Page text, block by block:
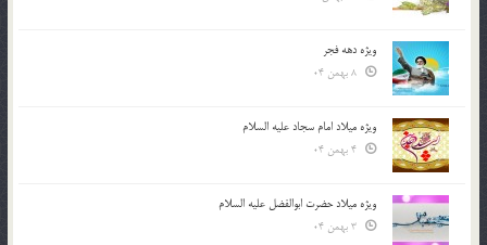
ویژه دهه فجر
ویژه میلاد امام سجاد علیه السلام
ویژه میلاد حضرت ابوالفضل علیه السلام